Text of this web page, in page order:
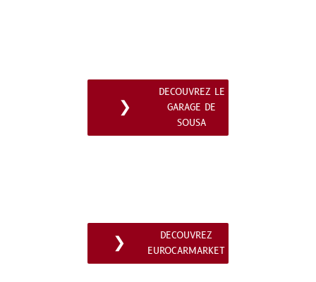
❯
DECOUVREZ LE
GARAGE DE
SOUSA
❯
DECOUVREZ
EUROCARMARKET